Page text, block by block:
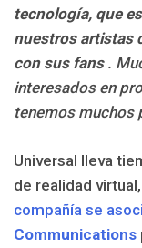
tecnología, que
nuestros artistas
con sus fans.
interesados ​​en
tenemos muchos
Universal lleva
de realidad
compañía se
Communications